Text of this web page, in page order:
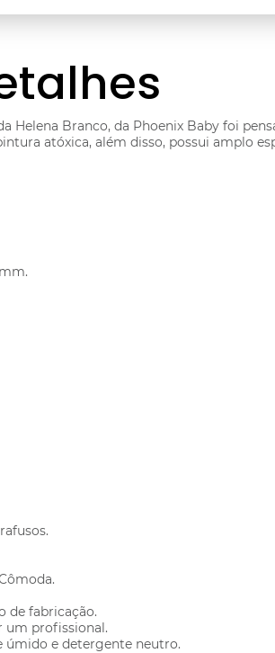
Helena Branco, da Phoenix Baby foi
atóxica, além disso, possui amplo
de fabricação.
um profissional.
úmido e detergente neutro.